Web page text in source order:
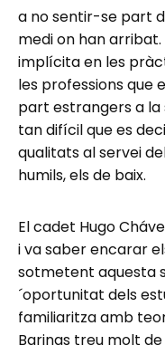
a no sentir-se part
medi on han
implícita en les
les professions que
part estrangers a la
tan difícil que es
qualitats al servei
humils, els de baix.
El cadet Hugo
i va saber encarar
sotmetent aquesta
´oportunitat dels
familiaritza amb
Barinas treu molt